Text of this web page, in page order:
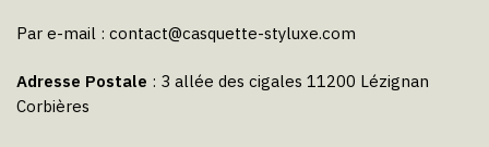
Par e-mail : contact@casquette-styluxe.com
Adresse Postale : 3 allée des cigales 11200 Lézignan
Corbières